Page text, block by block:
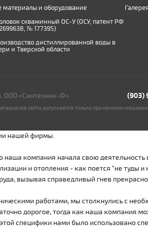
и оборудование
скважинный ОС-У (ОСУ, патент РФ
№ 177395)
дистиллированной воды в
и Тверской области
ООО «Сантехник-Ф» (903)
сайта допускается только при наличии
нашей фирмы.
компания начала свою деятельность
и отопления - как поется "не
вызывая справедливый гнев
работами, мы столкнулись с
дорогое, тогда как наша компания
специфики нами было использовано